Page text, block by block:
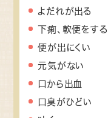
よだれが出る
下痢、軟便をする
便が出にくい
元気がない
口から出血
口臭がひどい